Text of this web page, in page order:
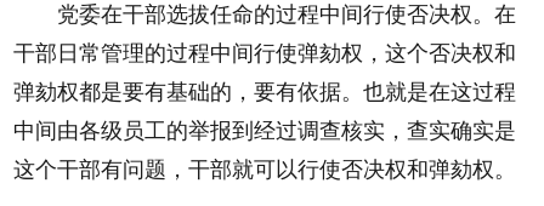
党委在干部选拔任命的过程中间行使否决权。在
干部日常管理的过程中间行使弹劾权，这个否决权和
弹劾权都是要有基础的，要有依据。也就是在这过程
中间由各级员工的举报到经过调查核实，查实确实是
这个干部有问题，干部就可以行使否决权和弹劾权。